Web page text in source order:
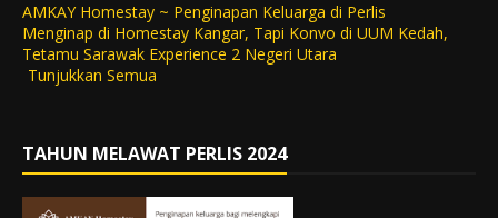
AMKAY Homestay ~ Penginapan Keluarga di Perlis
Menginap di Homestay Kangar, Tapi Konvo di UUM Kedah,
Tetamu Sarawak Experience 2 Negeri Utara
Tunjukkan Semua
TAHUN MELAWAT PERLIS 2024